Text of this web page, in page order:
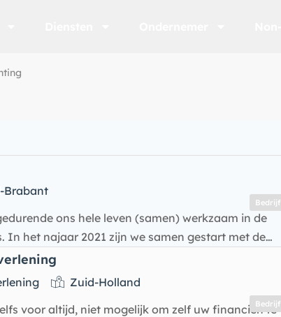
Bedrijf
Brabant
ons hele leven (samen) werkzaam in de
het najaar 2021 zijn we samen gestart met de…
Bedrijf
Zuid-Holland
voor altijd, niet mogelijk om zelf uw financiën te